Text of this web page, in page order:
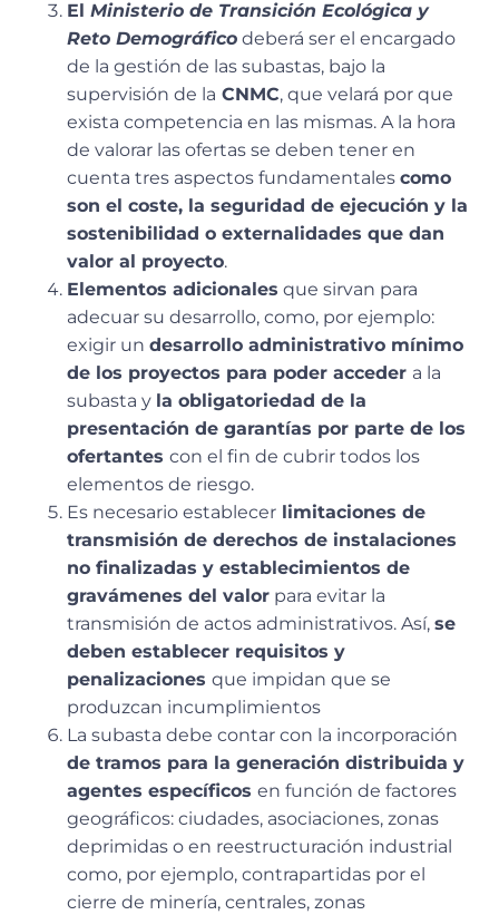
El Ministerio de Transición Ecológica y
Reto Demográfico deberá ser el encargado
de la gestión de las subastas, bajo la
supervisión de la CNMC, que velará por que
exista competencia en las mismas. A la hora
de valorar las ofertas se deben tener en
cuenta tres aspectos fundamentales como
son el coste, la seguridad de ejecución y la
sostenibilidad o externalidades que dan
valor al proyecto.
Elementos adicionales que sirvan para
adecuar su desarrollo, como, por ejemplo:
exigir un desarrollo administrativo mínimo
de los proyectos para poder acceder a la
subasta y la obligatoriedad de la
presentación de garantías por parte de los
ofertantes con el fin de cubrir todos los
elementos de riesgo.
Es necesario establecer limitaciones de
transmisión de derechos de instalaciones
no finalizadas y establecimientos de
gravámenes del valor para evitar la
transmisión de actos administrativos. Así, se
deben establecer requisitos y
penalizaciones que impidan que se
produzcan incumplimientos
La subasta debe contar con la incorporación
de tramos para la generación distribuida y
agentes específicos en función de factores
geográficos: ciudades, asociaciones, zonas
deprimidas o en reestructuración industrial
como, por ejemplo, contrapartidas por el
cierre de minería, centrales, zonas